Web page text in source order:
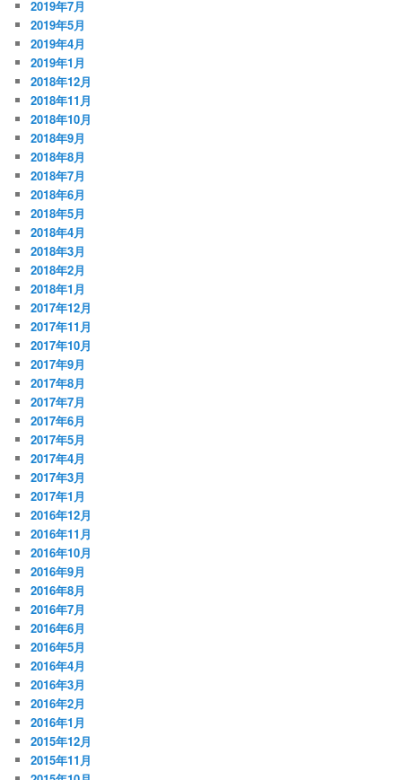
2019年7月
2019年5月
2019年4月
2019年1月
2018年12月
2018年11月
2018年10月
2018年9月
2018年8月
2018年7月
2018年6月
2018年5月
2018年4月
2018年3月
2018年2月
2018年1月
2017年12月
2017年11月
2017年10月
2017年9月
2017年8月
2017年7月
2017年6月
2017年5月
2017年4月
2017年3月
2017年1月
2016年12月
2016年11月
2016年10月
2016年9月
2016年8月
2016年7月
2016年6月
2016年5月
2016年4月
2016年3月
2016年2月
2016年1月
2015年12月
2015年11月